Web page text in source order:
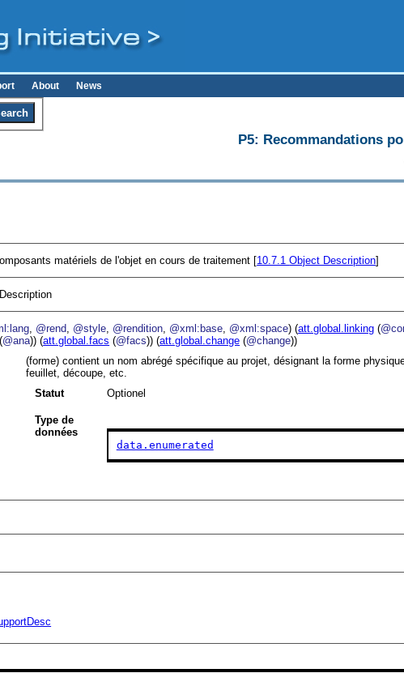
About News
P5: Recommandations
matériels de l'objet en cours de traitement [10.7.1Object Description]
@rend @style @rendition @xml:base @xml:space) (att.global.linking (
(@ana)) (att.global.facs (@facs)) (att.global.change (@change))
(forme) contient un nom abrégé spécifique au projet, désignant la forme
feuillet, découpe, etc.
Statut
Optionel
Type de
données
data.enumerated